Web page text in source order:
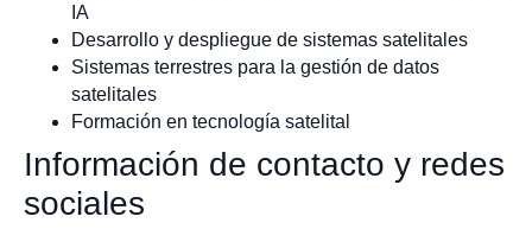
IA
Desarrollo y despliegue de sistemas satelitales
Sistemas terrestres para la gestión de datos
satelitales
Formación en tecnología satelital
Información de contacto y redes
sociales